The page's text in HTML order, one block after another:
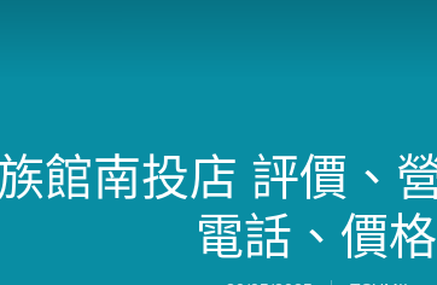
館南投店 評價、
電話、價格